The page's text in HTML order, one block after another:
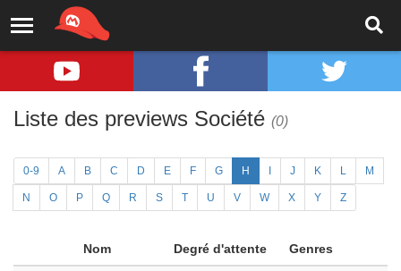
Liste des previews Société (0)
0-9 A B C D E F G H J K L M
N O P Q R S T U V W X Y Z
Nom Degré d'attente Genres